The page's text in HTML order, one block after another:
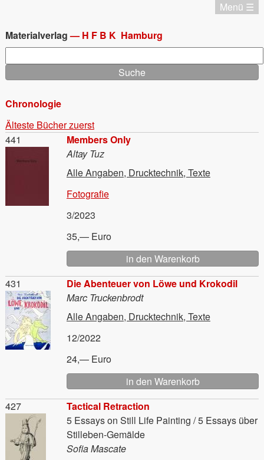
Inhalt
Menü ☰
Chronologie
Editionen
Materialverlag
Aktuell
Startseite
Startseite
Impressum
Datenschutz
English
Materialverlag— HFBK Hamburg
Chronologie
Älteste Bücher zuerst
Members Only
Material
441
Altay Tuz
Alle Angaben, Drucktechnik, Texte
Fotografie
3/2023
35,— Euro
Die Abenteuer von Löwe und Krokodil
Material
431
Marc Truckenbrodt
Alle Angaben, Drucktechnik, Texte
12/2022
24,— Euro
Tactical Retraction
5 Essays on Still Life Painting / 5 Essays über
Stilleben-Gemälde
Material
427
Sofia Mascate